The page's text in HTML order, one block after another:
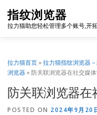
content
指纹浏览器
拉力猫助您轻松管理多个账号,开
联系我们 免费注册
拉力猫首页»拉力猫指纹浏览器
浏览器»防关联浏览器在社交媒
防关联浏览器在
POSTED ON 2024年9月20